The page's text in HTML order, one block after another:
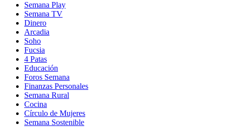
Semana Play
Semana TV
Dinero
Arcadia
Soho
in
new
window
Fucsia
in
new
window
4 Patas
Educación
Foros Semana
Finanzas Personales
Semana Rural
Cocina
Círculo de Mujeres
Semana Sostenible